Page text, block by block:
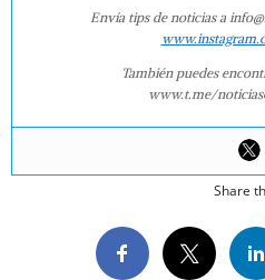
Envía tips de noticias a
También puedes
www.t.me/
Share